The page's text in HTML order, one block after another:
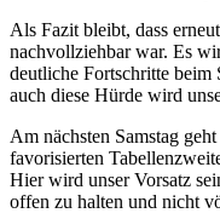
Als Fazit bleibt, dass
nachvollziehbar war. Es
deutliche Fortschritte beim
auch diese Hürde wird
Am nächsten Samstag
favorisierten
Hier wird unser Vorsatz
offen zu halten und nicht